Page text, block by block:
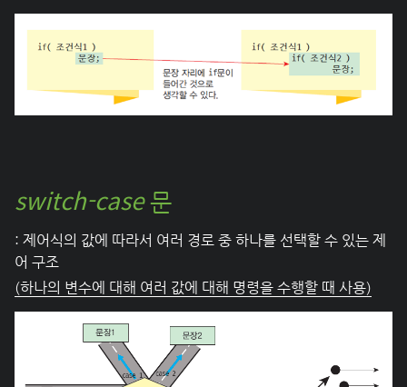
switch-case 문
: 제어식의 값에 따라서 여러 경로 중 하나를 선택할 수 있는 제
어 구조
(하나의 변수에 대해 여러 값에 대해 명령을 수행할 때 사용)